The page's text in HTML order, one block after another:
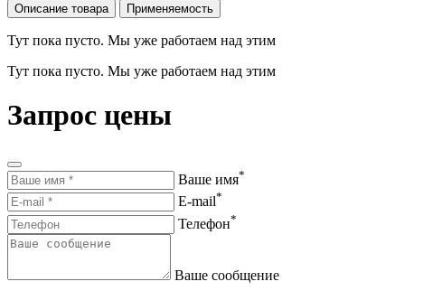
Описание товара Применяемость
Тут пока пусто. Мы уже работаем над этим
Тут пока пусто. Мы уже работаем над этим
Запрос цены
Ваше имя*
E-mail*
Телефон*
Ваше сообщение